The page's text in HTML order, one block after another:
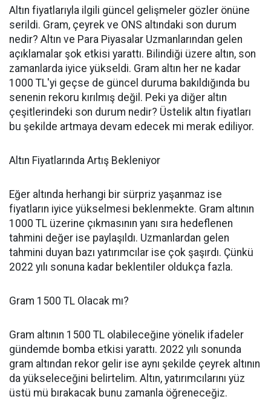
Altın fiyatlarıyla ilgili güncel gelişmeler gözler önüne
serildi. Gram, çeyrek ve ONS altındaki son durum
nedir? Altın ve Para Piyasalar Uzmanlarından gelen
açıklamalar şok etkisi yarattı. Bilindiği üzere altın, son
zamanlarda iyice yükseldi. Gram altın her ne kadar
1000 TL'yi geçse de güncel duruma bakıldığında bu
senenin rekoru kırılmış değil. Peki ya diğer altın
çeşitlerindeki son durum nedir? Üstelik altın fiyatları
bu şekilde artmaya devam edecek mi merak ediliyor.
Altın Fiyatlarında Artış Bekleniyor
Eğer altında herhangi bir sürpriz yaşanmaz ise
fiyatların iyice yükselmesi beklenmekte. Gram altının
1000 TL üzerine çıkmasının yanı sıra hedeflenen
tahmini değer ise paylaşıldı. Uzmanlardan gelen
tahmini duyan bazı yatırımcılar ise çok şaşırdı. Çünkü
2022 yılı sonuna kadar beklentiler oldukça fazla.
Gram 1500 TL Olacak mı?
Gram altının 1500 TL olabileceğine yönelik ifadeler
gündemde bomba etkisi yarattı. 2022 yılı sonunda
gram altından rekor gelir ise aynı şekilde çeyrek altının
da yükseleceğini belirtelim. Altın, yatırımcılarını yüz
üstü mü bırakacak bunu zamanla öğreneceğiz.